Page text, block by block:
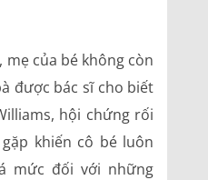
mẹ của bé không còn
được bác sĩ cho biết
hội chứng rối
khiến cô bé luôn
mức đối với những